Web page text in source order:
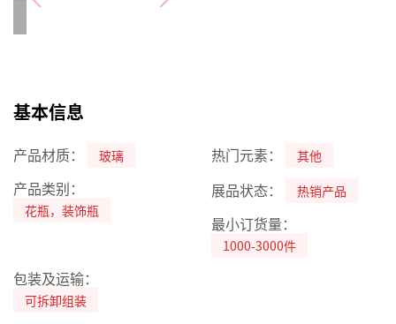
基本信息
产品材质： 玻璃 热门元素： 其他
产品类别：
花瓶，装饰瓶
展品状态： 热销产品
最小订货量：
1000-3000件
包装及运输：
可拆卸组装